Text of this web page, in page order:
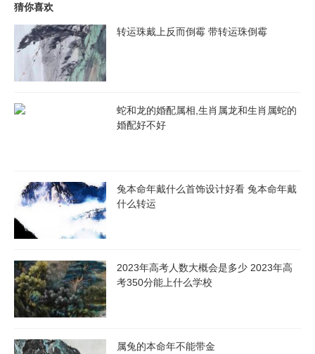
2023年运势
属鼠2023年运势及运程 属牛2023年运势及运程
属龙2023年运势及运程 属蛇2023年运势及运程
属马2023年运势及运程
属猴2023年运势及运程
属狗2023年运势及运程
猜你喜欢
转运珠戴上反而倒霉 带转运珠倒霉
蛇和龙的婚配属相,生肖属龙和生肖属蛇的
婚配好不好
兔本命年戴什么首饰设计好看 兔本命年戴
什么转运
2023年高考人数大概会是多少 2023年高
考350分能上什么学校
属兔的本命年不能带金